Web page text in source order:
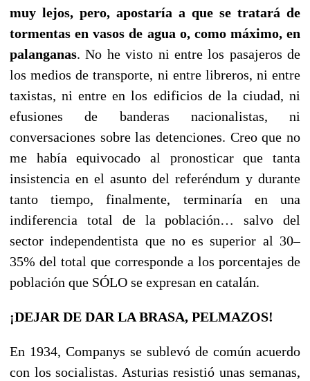
muy lejos, pero, apostaría a que se tratará de
tormentas en vasos de agua o, como máximo, en
palanganas. No he visto ni entre los pasajeros de
los medios de transporte, ni entre libreros, ni entre
taxistas, ni entre en los edificios de la ciudad, ni
efusiones de banderas nacionalistas, ni
conversaciones sobre las detenciones. Creo que no
me había equivocado al pronosticar que tanta
insistencia en el asunto del referéndum y durante
tanto tiempo, finalmente, terminaría en una
indiferencia total de la población… salvo del
sector independentista que no es superior al 30–
35% del total que corresponde a los porcentajes de
población que SÓLO se expresan en catalán.
¡DEJAR DE DAR LA BRASA, PELMAZOS!
En 1934, Companys se sublevó de común acuerdo
con los socialistas. Asturias resistió unas semanas,